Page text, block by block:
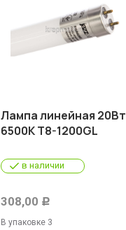
Лампа линейная 20Вт
6500К Т8-1200GL
в наличии
308,00 Р
В упаковке 3